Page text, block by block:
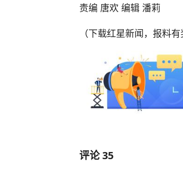
责编 唐欢 编辑 潘莉
（下载红星新闻，报料有
评论35